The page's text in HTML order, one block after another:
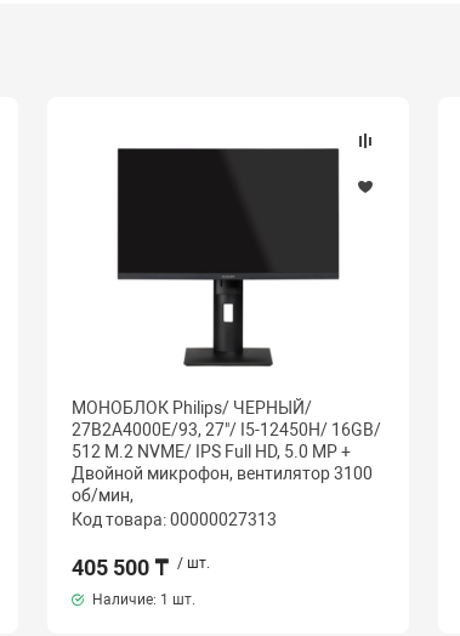
МОНОБЛОК Philips/ ЧЕРНЫЙ/
27B2A4000E/93, 27"/ I5-12450H/ 16GB/
512 M.2 NVME/ IPS Full HD, 5.0 MP +
Двойной микрофон, вентилятор 3100
об/мин,
Код товара: 00000027313
405 500 ₸ / шт.
Наличие: 1 шт.